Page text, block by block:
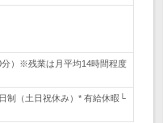
）※残業は月平均14時間程度
制（土日祝休み）* 有給休暇└